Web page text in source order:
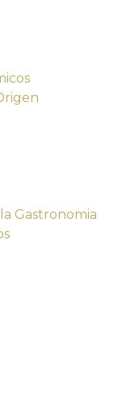
Gastronomia